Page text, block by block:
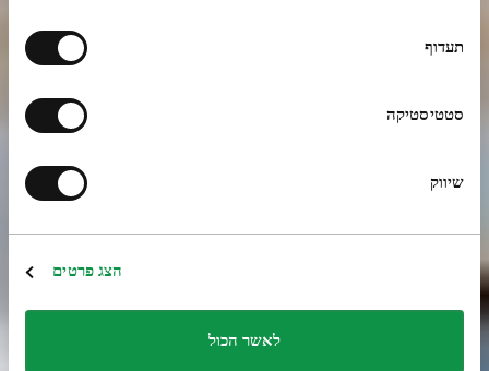
תעדוף
סטטיסטיקה
שיווק
הצג פרטים
לאשר הכול